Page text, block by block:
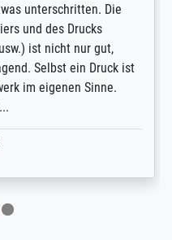
Die
des Drucks
nicht nur gut,
ein Druck ist
Sinne.